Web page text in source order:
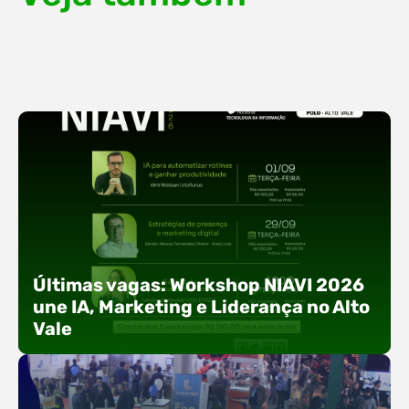
Últimas vagas: Workshop NIAVI 2026
une IA, Marketing e Liderança no Alto
Vale